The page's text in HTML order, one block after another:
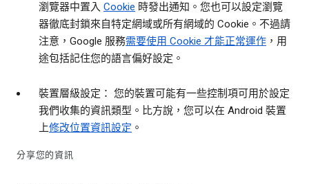
瀏覽器中置入 Cookie 時發出通知。您也可以設定瀏覽
器徹底封鎖來自特定網域或所有網域的 Cookie。不過請
注意，Google 服務需要使用 Cookie 才能正常運作 ，用
途包括記住您的語言偏好設定。
裝置層級設定： 您的裝置可能有一些控制項可用於設定
我們收集的資訊類型。比方說，您可以在 Android 裝置
上修改位置資訊設定 。
分享您的資訊